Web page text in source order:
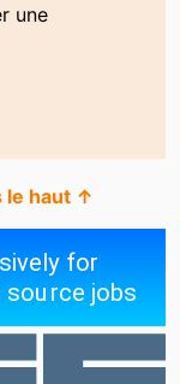
une
le haut ↑